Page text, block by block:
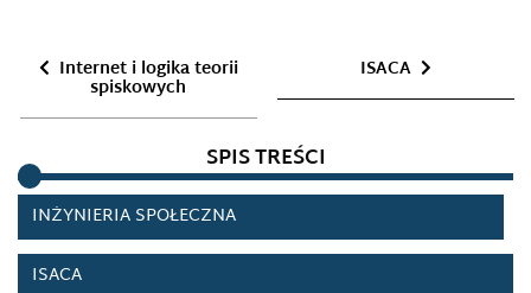
Internet i logika teorii
spiskowych
ISACA
SPIS TREŚCI
INTEGRITY INITIATIVE
INTERNET I LOGIKA TEORII SPISKOWYCH
INŻYNIERIA SPOŁECZNA
ISACA